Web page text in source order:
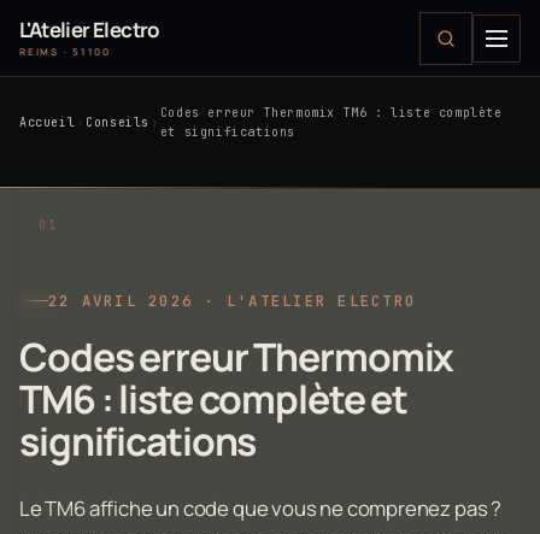
L'Atelier Electro
REIMS · 51100
Accueil Conseils
Codes erreur Thermomix TM6 : liste complète
et significations
22 AVRIL 2026 · L'ATELIER ELECTRO
Codes erreur Thermomix
TM6 : liste complète et
significations
Le TM6 affiche un code que vous ne comprenez pas ?